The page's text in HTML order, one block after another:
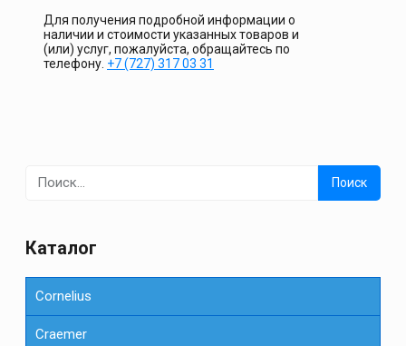
Для получения подробной информации о
наличии и стоимости указанных товаров и
(или) услуг, пожалуйста, обращайтесь по
телефону. +7 (727) 317 03 31
Каталог
Cornelius
Сraemer